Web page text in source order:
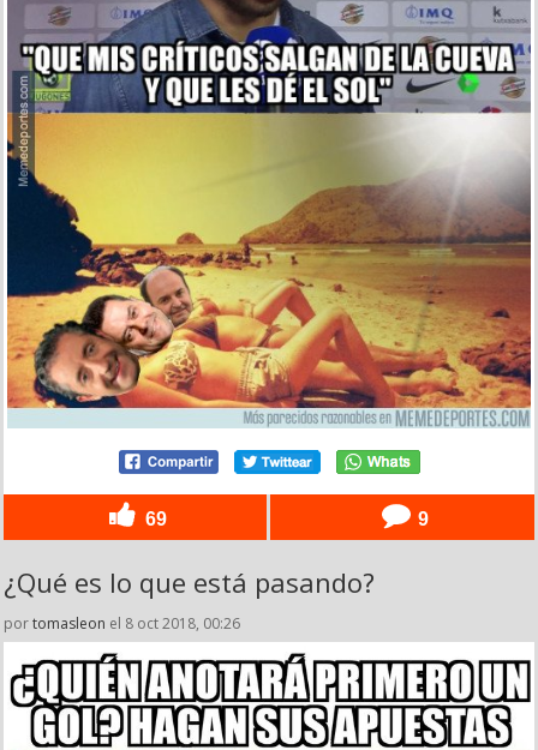
69 9
¿Qué es lo que está pasando?
portomasleon el 8 oct 2018, 00:26